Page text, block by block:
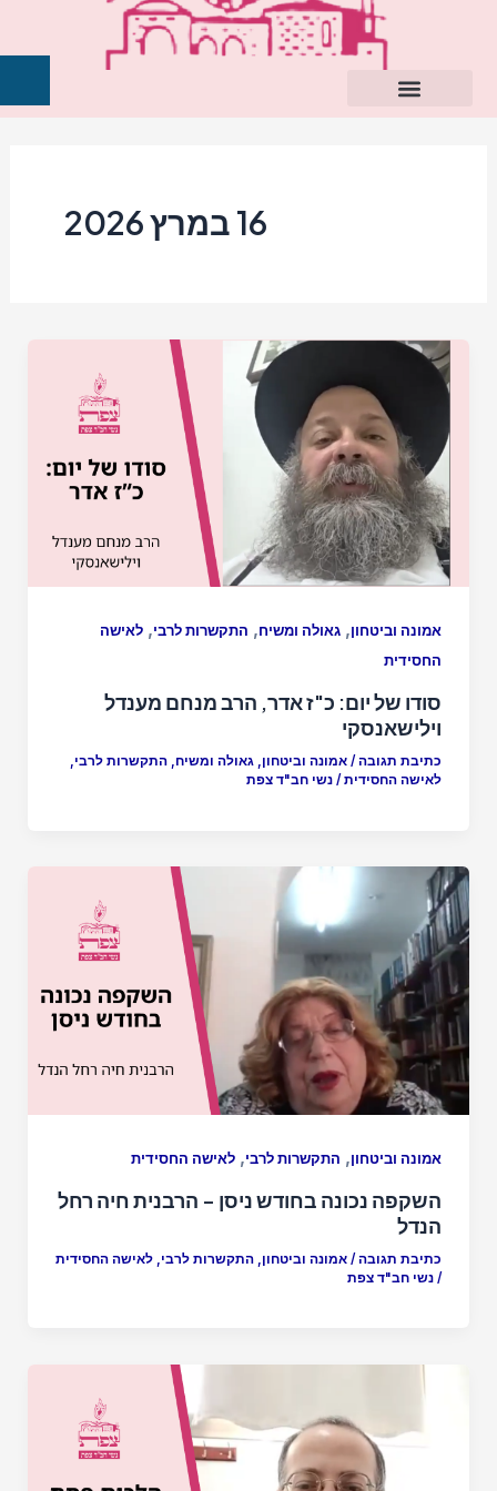
16 במרץ 2026
אמונה וביטחון, גאולה ומשיח, התקשרות לרבי, לאישה
החסידית
סודו של יום: כ"ז אדר, הרב מנחם מענדל
וילישאנסקי
כתיבת תגובה / אמונה וביטחון, גאולה ומשיח, התקשרות לרבי,
לאישה החסידית/ נשי חב"ד צפת
אמונה וביטחון, התקשרות לרבי, לאישה החסידית
השקפה נכונה בחודש ניסן – הרבנית חיה רחל
הנדל
כתיבת תגובה / אמונה וביטחון התקשרות לרבי לאישה החסידית
/ נשי חב"ד צפת